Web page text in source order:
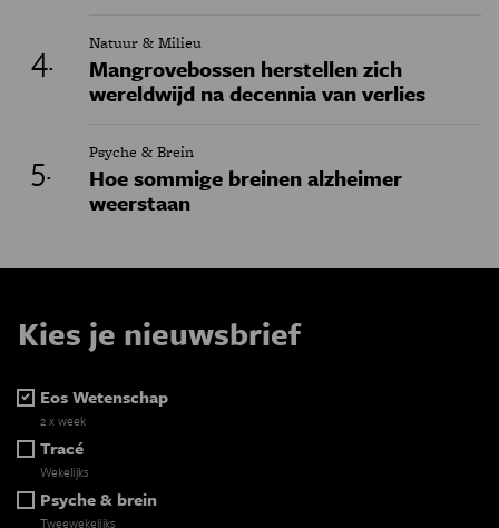
Natuur & Milieu
Mangrovebossen herstellen zich
wereldwijd na decennia van verlies
Psyche & Brein
Hoe sommige breinen alzheimer
weerstaan
Kies je nieuwsbrief
Eos Wetenschap
2 x week
Tracé
Wekelijks
Psyche & brein
Tweewekelijks